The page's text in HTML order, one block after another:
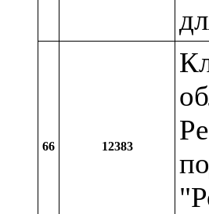
66 12383